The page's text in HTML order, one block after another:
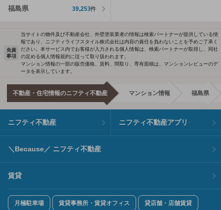
福島県 39,253件
免責
事項
当サイトの物件及び不動産会社、外壁塗装業者の情報は検索パートナーが提供している情
報であり、ニフティライフスタイル株式会社は内容の責任を負わないことを予めご了承く
ださい。本サービス内でお客様が入力される個人情報は、検索パートナーが取得し、同社
の定める個人情報規約に従って取り扱われます。
マンション情報の一部の販売価格、賃料、間取り、専有面積は、マンションレビューのデ
ータを表示しています。
不動産・住宅情報のニフティ不動産 マンション情報 福島県
ニフティ不動産 ニフティ不動産アプリ
＼Because／ ニフティ不動産
賃貸
月極駐車場 賃貸事務所・賃貸オフィス 貸店舗・店舗賃貸